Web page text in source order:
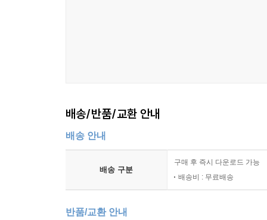
배송/반품/교환 안내
배송 안내
배송 구분
구매 후 즉시 다운로드 가능
배송비 : 무료배송
반품/교환 안내